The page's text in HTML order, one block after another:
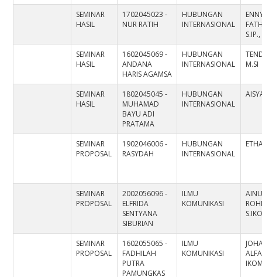
SEMINAR
HASIL
1702045023 -
NUR RATIH
HUBUNGAN
INTERNASIONAL
SEMINAR
HASIL
1602045069 -
ANDANA
HARIS AGAMSA
HUBUNGAN
INTERNASIONAL
M.SI
SEMINAR
HASIL
1802045045 -
MUHAMAD
BAYU ADI
PRATAMA
HUBUNGAN
INTERNASIONAL
SEMINAR
PROPOSAL
1902046006 -
RASYDAH
HUBUNGAN
INTERNASIONAL
SEMINAR
PROPOSAL
2002056096 -
ELFRIDA
SENTYANA
SIBURIAN
ILMU
KOMUNIKASI
SEMINAR
PROPOSAL
1602055065 -
FADHILAH
PUTRA
PAMUNGKAS
ILMU
KOMUNIKASI